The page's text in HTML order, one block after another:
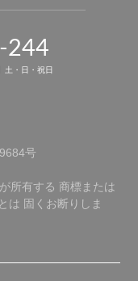
244
土・日・祝日
号
所有する 商標または
は 固くお断りしま